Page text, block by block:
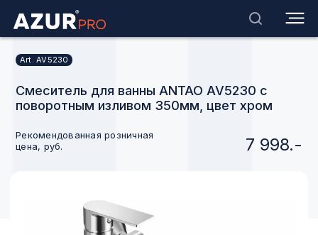
Art. AV5230
Смеситель для ванны ANTAO AV5230 с
поворотным изливом 350мм, цвет хром
Рекомендованная розничная
цена, руб.
7 998.-